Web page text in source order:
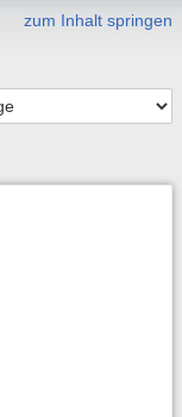
zum Inhalt springen